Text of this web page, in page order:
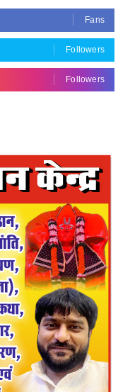
Followers
Followers